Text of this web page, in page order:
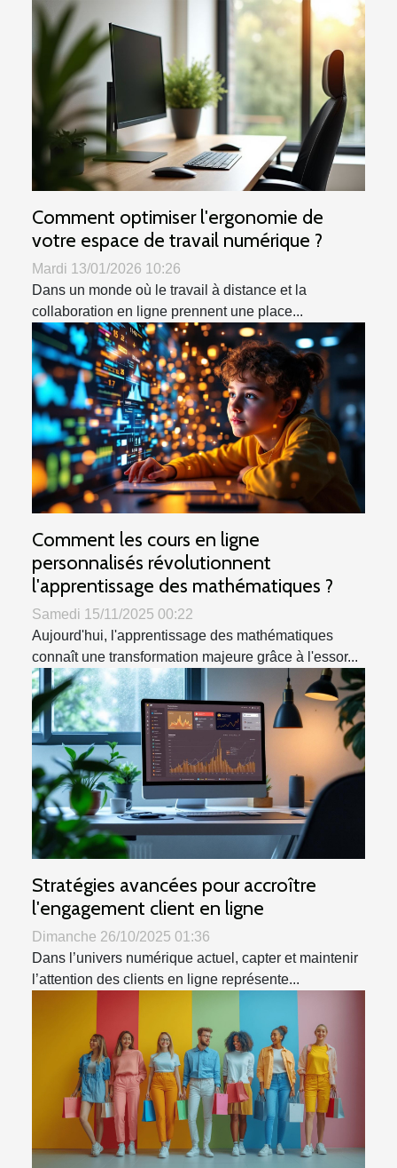
Comment optimiser l'ergonomie de
votre espace de travail numérique ?
Mardi 13/01/2026 10:26
Dans un monde où le travail à distance et la
collaboration en ligne prennent une place...
Comment les cours en ligne
personnalisés révolutionnent
l'apprentissage des mathématiques ?
Samedi 15/11/2025 00:22
Aujourd'hui, l'apprentissage des mathématiques
connaît une transformation majeure grâce à l'essor...
Stratégies avancées pour accroître
l'engagement client en ligne
Dimanche 26/10/2025 01:36
Dans l’univers numérique actuel, capter et maintenir
l’attention des clients en ligne représente...